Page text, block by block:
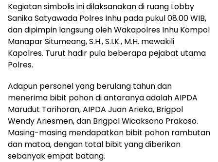
Kegiatan simbolis ini dilaksanakan di ruang Lobby
Sanika Satyawada Polres Inhu pada pukul 08.00 WIB,
dan dipimpin langsung oleh Wakapolres Inhu Kompol
Manapar Situmeang, S.H., S.I.K., M.H. mewakili
Kapolres. Turut hadir pula beberapa pejabat utama
Polres.
Adapun personel yang berulang tahun dan
menerima bibit pohon di antaranya adalah AIPDA
Marudut Tarihoran, AIPDA Juan Arieka, Brigpol
Wendy Ariesmen, dan Brigpol Wicaksono Prakoso.
Masing-masing mendapatkan bibit pohon rambutan
dan matoa, dengan total bibit yang diberikan
sebanyak empat batang.